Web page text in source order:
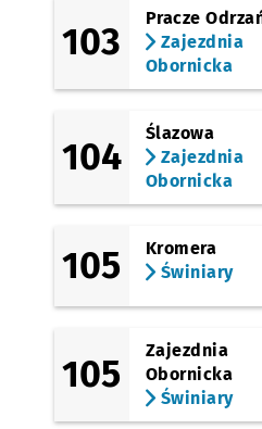
(Pełczyńska)
Lipa Piotrowska
(Cynamonowa)
(Cynamonowa)
Cynamonowa NŻ
(Kminkowa)
Kaparowa NŻ
(Kminkowa)
103
Pracze
Zajezdnia
Obornicka
104
Ślazowa
Zajezdnia
Obornicka
105
Kromera
Świniary
105
Zajezdnia
Obornicka
Świniary